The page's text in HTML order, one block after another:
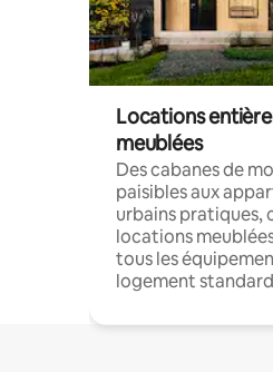
Locations
meublées
Des cabanes de
paisibles aux
urbains pratiques,
locations
tous les
logement